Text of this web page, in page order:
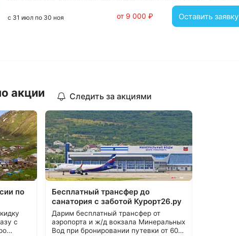
с 31 июл по 30 ноя от 9 000 ₽ Оставить заявку
акции Следить за акциями
по
с
Бесплатный трансфер до
санатория с заботой Курорт26.ру
Дарим бесплатный трансфер от
аэропорта и ж/д вокзала Минеральных
Вод при бронировании путевки от 60